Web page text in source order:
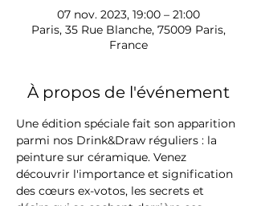
07 nov. 2023, 19:00 – 21:00
Paris, 35 Rue Blanche, 75009 Paris,
France
À propos de l'événement
Une édition spéciale fait son apparition
parmi nos Drink&Draw réguliers : la
peinture sur céramique. Venez
découvrir l'importance et signification
des cœurs ex-votos, les secrets et